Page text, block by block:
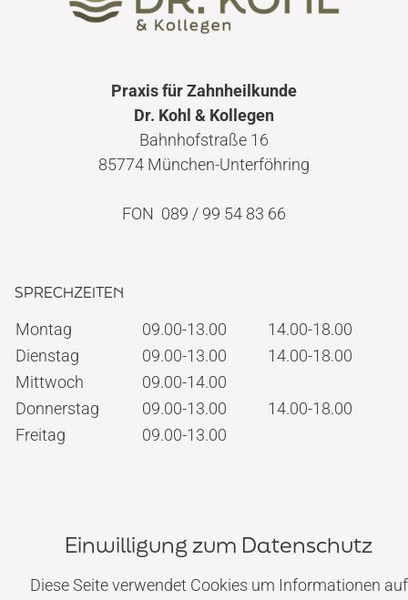
ANGSTPATIENTEN-TEST
VERSORGUNGEN
KERAMIK-ZAHNERSATZ
BLOG
Praxis für Zahnheilkunde
Dr. Kohl & Kollegen
Bahnhofstraße 16
85774 München-Unterföhring
FON 089 / 99 54 83 66
SPRECHZEITEN
Montag 09.00-13.00
14.00-18.00
Dienstag
09.00-13.00
14.00-18.00
Mittwoch
09.00-14.00
Donnerstag
09.00-13.00
14.00-18.00
Freitag
09.00-13.00
Home
Praxis
Einwilligung zum Datenschutz
Diese Seite verwendet Cookies um Informationen auf